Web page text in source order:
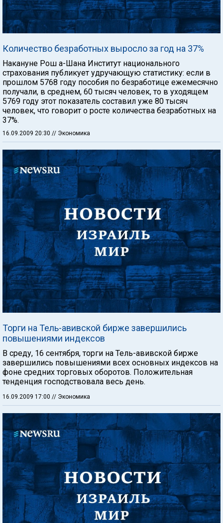
Количество безработных выросло за год на 37%
Накануне Рош а-Шана Институт национального
страхования публикует удручающую статистику: если в
прошлом 5768 году пособия по безработице ежемесячно
получали, в среднем, 60 тысяч человек, то в уходящем
5769 году этот показатель составил уже 80 тысяч
человек, что говорит о росте количества безработных на
37%.
16.09.2009 20:30 // Экономика
Торги на Тель-авивской бирже завершились
повышениями индексов
В среду, 16 сентября, торги на Тель-авивской бирже
завершились повышениями всех основных индексов на
фоне средних торговых оборотов. Положительная
тенденция господствовала весь день.
16.09.2009 17:00 // Экономика